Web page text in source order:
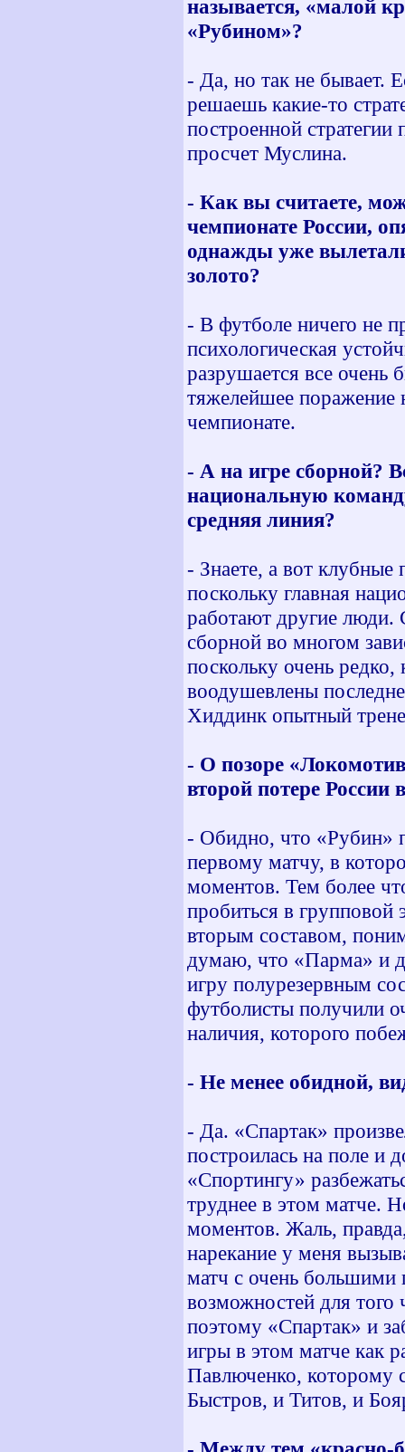
называется, «малой
«Рубином»?
- Да, но так не бывает.
решаешь какие-то
построенной стратегии
просчет Муслина.
- Как вы считаете,
чемпионате России,
однажды уже
золото?
- В футболе ничего не
психологическая
разрушается все
тяжелейшее поражение
чемпионате.
- А на игре сборной?
национальную
средняя линия?
- Знаете, а вот
поскольку главная
работают другие люди.
сборной во многом
поскольку очень
воодушевлены
Хиддинк опытный
- О позоре
второй потере
- Обидно, что «Рубин»
первому матчу, в
моментов. Тем более
пробиться в
вторым составом,
думаю, что «Парма» и
игру полурезервным
футболисты получили
наличия, которого
- Не менее обидной,
- Да. «Спартак»
построилась на поле и
«Спортингу»
труднее в этом матче.
моментов. Жаль,
нарекание у меня
матч с очень большими
возможностей для
поэтому «Спартак» и
игры в этом матче как
Павлюченко, которому
Быстров, и Титов, и